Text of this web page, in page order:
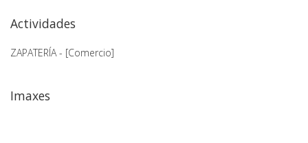
Actividades
ZAPATERÍA - [Comercio]
Imaxes